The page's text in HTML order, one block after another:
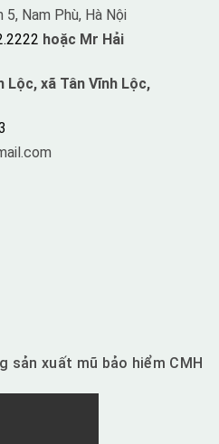
5, Nam Phù, Hà Nội
hoặc Mr Hải
Lộc, xã Tân Vĩnh Lộc,
sản xuất mũ bảo hiểm CMH